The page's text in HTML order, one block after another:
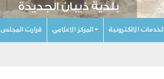
الخدمات الالكترونية المركز الاعلامي قرارت المجلس